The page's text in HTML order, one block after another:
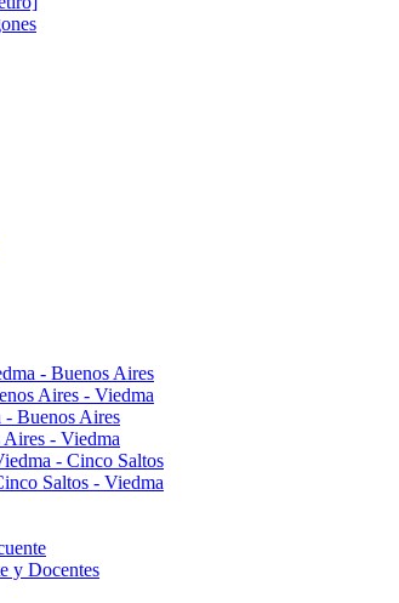
- Buenos Aires
Aires - Viedma
- Buenos Aires
Aires - Viedma
- Cinco Saltos
Saltos - Viedma
y Docentes